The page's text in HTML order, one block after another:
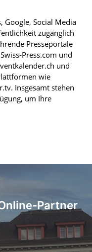
Google, Social Media
zugänglich
Presseportale
Press.com und
und
wie
Insgesamt stehen
um Ihre
Partner